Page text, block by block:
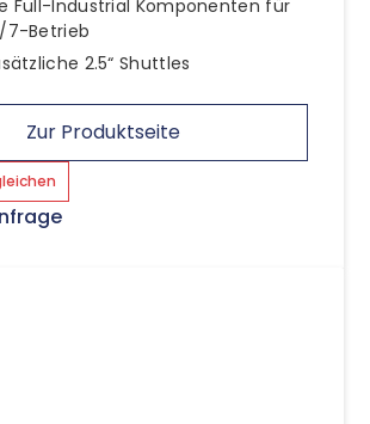
Full-Industrial Komponenten für
7-Betrieb
2.5“ Shuttles
Zur Produktseite